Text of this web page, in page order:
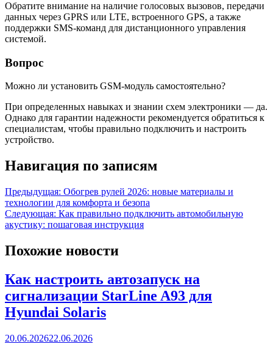
Обратите внимание на наличие голосовых вызовов, передачи
данных через GPRS или LTE, встроенного GPS, а также
поддержки SMS-команд для дистанционного управления
системой.
Вопрос
Можно ли установить GSM-модуль самостоятельно?
При определенных навыках и знании схем электроники — да.
Однако для гарантии надежности рекомендуется обратиться к
специалистам, чтобы правильно подключить и настроить
устройство.
Навигация по записям
Предыдущая: Обогрев рулей 2026: новые материалы и
технологии для комфорта и безопа
Следующая: Как правильно подключить автомобильную
акустику: пошаговая инструкция
Похожие новости
Как настроить автозапуск на
сигнализации StarLine A93 для
Hyundai Solaris
20.06.202622.06.2026